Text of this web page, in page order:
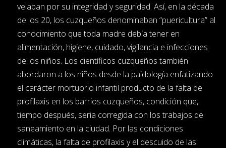
velaban por su integridad y seguridad. Así, en la década
de los 20, los cuzqueños denominaban “puericultura” al
conocimiento que toda madre debía tener en
alimentación, higiene, cuidado, vigilancia e infecciones
de los niños. Los científicos cuzqueños también
abordaron a los niños desde la paidología enfatizando
el carácter mortuorio infantil producto de la falta de
profilaxis en los barrios cuzqueños, condición que,
tiempo después, seria corregida con los trabajos de
saneamiento en la ciudad. Por las condiciones
climáticas, la falta de profilaxis y el descuido de las